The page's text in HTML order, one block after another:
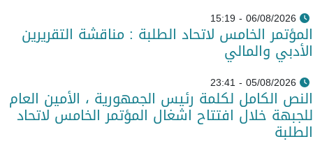
06/08/2026 - 15:19
المؤتمر الخامس لاتحاد الطلبة : مناقشة التقريرين
الأدبي والمالي
05/08/2026 - 23:41
النص الكامل لكلمة رئيس الجمهورية ، الأمين العام
للجبهة خلال افتتاح اشغال المؤتمر الخامس لاتحاد
الطلبة